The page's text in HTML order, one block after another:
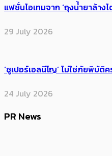
แฟชั่นไอเทมจาก ‘ถุงน้ำยาล้า
29 July 2026
‘ซูเปอร์เอลนีโญ’ ไม่ใช่ภัยพิบั
24 July 2026
PR News